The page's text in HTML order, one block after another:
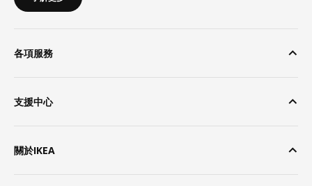
各項服務
支援中心
關於IKEA